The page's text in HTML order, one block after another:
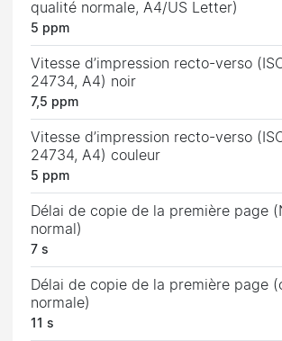
qualité normale, A4/US Letter)
5 ppm
Vitesse d’impression recto-verso
24734, A4) noir
7,5 ppm
Vitesse d’impression recto-verso
24734, A4) couleur
5 ppm
Délai de copie de la première page
normal)
7 s
Délai de copie de la première page
normale)
11 s